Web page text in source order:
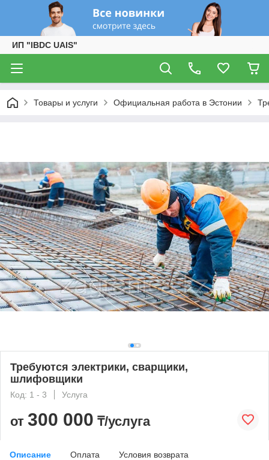
ИП "IBDC UAIS"
Товары и услуги Официальная работа в Эстонии
Требуются электрики, сварщики,
шлифовщики
Код: 1 - 3 Услуга
от 300 000 ₸/услуга
Описание Оплата Условия возврата